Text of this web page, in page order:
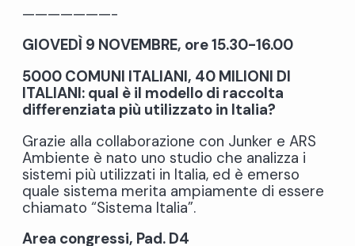
———————-
GIOVEDÌ 9 NOVEMBRE, ore 15.30-16.00
5000 COMUNI ITALIANI, 40 MILIONI DI
ITALIANI: qual è il modello di raccolta
differenziata più utilizzato in Italia?
Grazie alla collaborazione con Junker e ARS
Ambiente è nato uno studio che analizza i
sistemi più utilizzati in Italia, ed è emerso
quale sistema merita ampiamente di essere
chiamato “Sistema Italia”.
Area congressi, Pad. D4